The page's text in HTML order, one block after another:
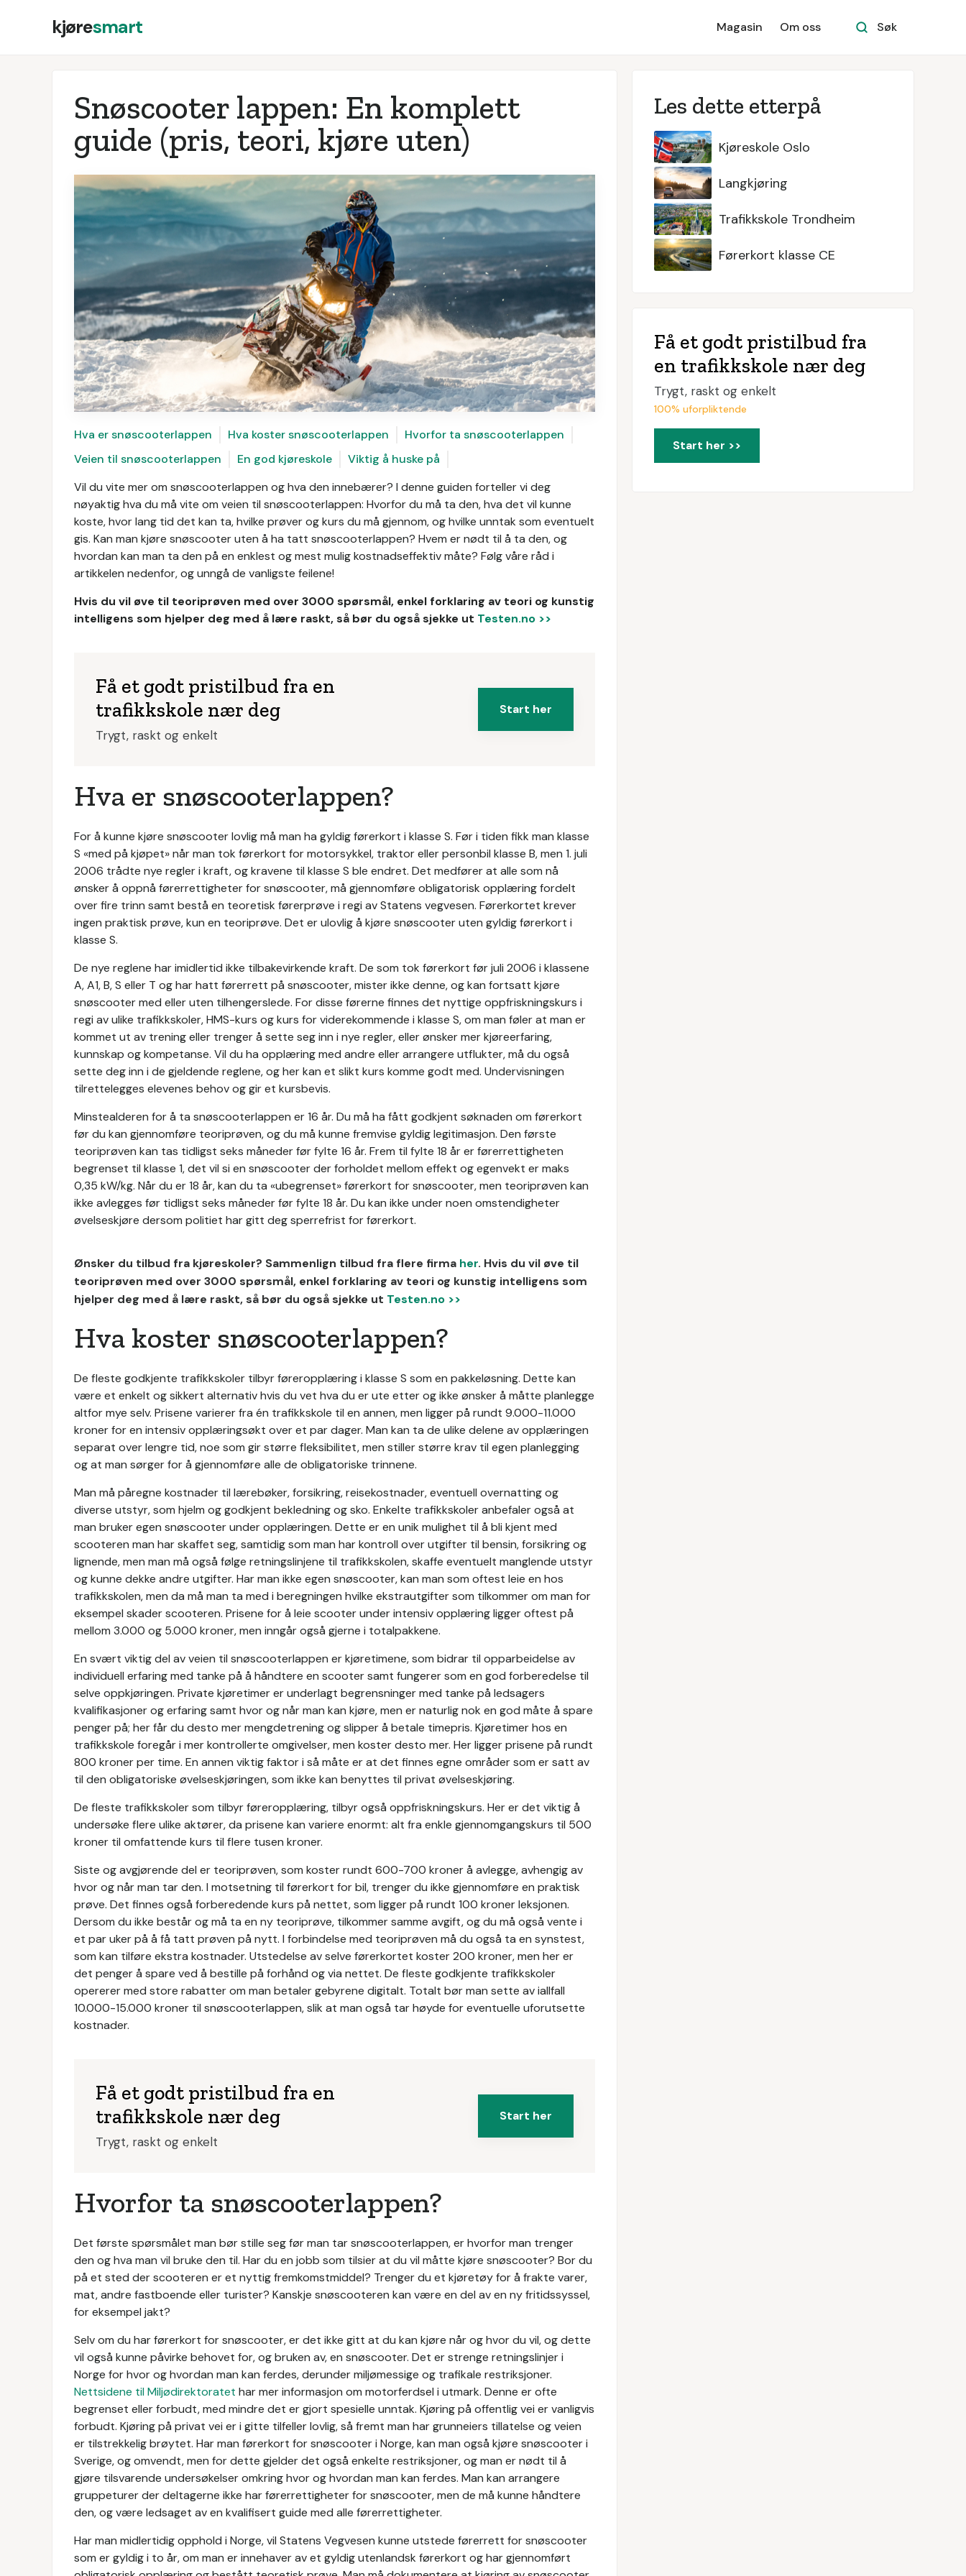
kjøresmart Magasin Om oss Søk
Snøscooter lappen: En komplett
guide (pris, teori, kjøre uten)
Hva er snøscooterlappen Hva koster snøscooterlappen
Hvorfor ta snøscooterlappen
Veien til snøscooterlappen
En god kjøreskole
Viktig å huske på
Vil du vite mer om snøscooterlappen og hva den innebærer? I denne guiden forteller vi deg
nøyaktig hva du må vite om veien til snøscooterlappen: Hvorfor du må ta den, hva det vil kunne
koste, hvor lang tid det kan ta, hvilke prøver og kurs du må gjennom, og hvilke unntak som eventuelt
gis. Kan man kjøre snøscooter uten å ha tatt snøscooterlappen? Hvem er nødt til å ta den, og
hvordan kan man ta den på en enklest og mest mulig kostnadseffektiv måte? Følg våre råd i
artikkelen nedenfor, og unngå de vanligste feilene!
Hvis du vil øve til teoriprøven med over 3000 spørsmål, enkel forklaring av teori og kunstig
intelligens som hjelper deg med å lære raskt, så bør du også sjekke ut Testen.no >>
Få et godt pristilbud fra en
trafikkskole nær deg
Trygt, raskt og enkelt
Start her
Hva er snøscooterlappen?
For å kunne kjøre snøscooter lovlig må man ha gyldig førerkort i klasse S. Før i tiden fikk man klasse
S «med på kjøpet» når man tok førerkort for motorsykkel, traktor eller personbil klasse B, men 1. juli
2006 trådte nye regler i kraft, og kravene til klasse S ble endret. Det medfører at alle som nå
ønsker å oppnå førerrettigheter for snøscooter, må gjennomføre obligatorisk opplæring fordelt
over fire trinn samt bestå en teoretisk førerprøve i regi av Statens vegvesen. Førerkortet krever
ingen praktisk prøve, kun en teoriprøve. Det er ulovlig å kjøre snøscooter uten gyldig førerkort i
klasse S.
De nye reglene har imidlertid ikke tilbakevirkende kraft. De som tok førerkort før juli 2006 i klassene
A, A1, B, S eller T og har hatt førerrett på snøscooter, mister ikke denne, og kan fortsatt kjøre
snøscooter med eller uten tilhengerslede. For disse førerne finnes det nyttige oppfriskningskurs i
regi av ulike trafikkskoler, HMS-kurs og kurs for viderekommende i klasse S, om man føler at man er
kommet ut av trening eller trenger å sette seg inn i nye regler, eller ønsker mer kjøreerfaring,
kunnskap og kompetanse. Vil du ha opplæring med andre eller arrangere utflukter, må du også
sette deg inn i de gjeldende reglene, og her kan et slikt kurs komme godt med. Undervisningen
tilrettelegges elevenes behov og gir et kursbevis.
Minstealderen for å ta snøscooterlappen er 16 år. Du må ha fått godkjent søknaden om førerkort
før du kan gjennomføre teoriprøven, og du må kunne fremvise gyldig legitimasjon. Den første
teoriprøven kan tas tidligst seks måneder før fylte 16 år. Frem til fylte 18 år er førerrettigheten
begrenset til klasse 1, det vil si en snøscooter der forholdet mellom effekt og egenvekt er maks
0,35 kW/kg. Når du er 18 år, kan du ta «ubegrenset» førerkort for snøscooter, men teoriprøven kan
ikke avlegges før tidligst seks måneder før fylte 18 år. Du kan ikke under noen omstendigheter
øvelseskjøre dersom politiet har gitt deg sperrefrist for førerkort.
Ønsker du tilbud fra kjøreskoler? Sammenlign tilbud fra flere firma her. Hvis du vil øve til
teoriprøven med over 3000 spørsmål, enkel forklaring av teori og kunstig intelligens som
hjelper deg med å lære raskt, så bør du også sjekke ut Testen.no >>
Hva koster snøscooterlappen?
De fleste godkjente trafikkskoler tilbyr føreropplæring i klasse S som en pakkeløsning. Dette kan
være et enkelt og sikkert alternativ hvis du vet hva du er ute etter og ikke ønsker å måtte planlegge
altfor mye selv. Prisene varierer fra én trafikkskole til en annen, men ligger på rundt 9.000-11.000
kroner for en intensiv opplæringsøkt over et par dager. Man kan ta de ulike delene av opplæringen
separat over lengre tid, noe som gir større fleksibilitet, men stiller større krav til egen planlegging
og at man sørger for å gjennomføre alle de obligatoriske trinnene.
Man må påregne kostnader til lærebøker, forsikring, reisekostnader, eventuell overnatting og
diverse utstyr, som hjelm og godkjent bekledning og sko. Enkelte trafikkskoler anbefaler også at
man bruker egen snøscooter under opplæringen. Dette er en unik mulighet til å bli kjent med
scooteren man har skaffet seg, samtidig som man har kontroll over utgifter til bensin, forsikring og
lignende, men man må også følge retningslinjene til trafikkskolen, skaffe eventuelt manglende utstyr
og kunne dekke andre utgifter. Har man ikke egen snøscooter, kan man som oftest leie en hos
trafikkskolen, men da må man ta med i beregningen hvilke ekstrautgifter som tilkommer om man for
eksempel skader scooteren. Prisene for å leie scooter under intensiv opplæring ligger oftest på
mellom 3.000 og 5.000 kroner, men inngår også gjerne i totalpakkene.
En svært viktig del av veien til snøscooterlappen er kjøretimene, som bidrar til opparbeidelse av
individuell erfaring med tanke på å håndtere en scooter samt fungerer som en god forberedelse til
selve oppkjøringen. Private kjøretimer er underlagt begrensninger med tanke på ledsagers
kvalifikasjoner og erfaring samt hvor og når man kan kjøre, men er naturlig nok en god måte å spare
penger på; her får du desto mer mengdetrening og slipper å betale timepris. Kjøretimer hos en
trafikkskole foregår i mer kontrollerte omgivelser, men koster desto mer. Her ligger prisene på rundt
800 kroner per time. En annen viktig faktor i så måte er at det finnes egne områder som er satt av
til den obligatoriske øvelseskjøringen, som ikke kan benyttes til privat øvelseskjøring.
De fleste trafikkskoler som tilbyr føreropplæring, tilbyr også oppfriskningskurs. Her er det viktig å
undersøke flere ulike aktører, da prisene kan variere enormt: alt fra enkle gjennomgangskurs til 500
kroner til omfattende kurs til flere tusen kroner.
Siste og avgjørende del er teoriprøven, som koster rundt 600-700 kroner å avlegge, avhengig av
hvor og når man tar den. I motsetning til førerkort for bil, trenger du ikke gjennomføre en praktisk
prøve. Det finnes også forberedende kurs på nettet, som ligger på rundt 100 kroner leksjonen.
Dersom du ikke består og må ta en ny teoriprøve, tilkommer samme avgift, og du må også vente i
et par uker på å få tatt prøven på nytt. I forbindelse med teoriprøven må du også ta en synstest,
som kan tilføre ekstra kostnader. Utstedelse av selve førerkortet koster 200 kroner, men her er
det penger å spare ved å bestille på forhånd og via nettet. De fleste godkjente trafikkskoler
opererer med store rabatter om man betaler gebyrene digitalt. Totalt bør man sette av iallfall
10.000-15.000 kroner til snøscooterlappen, slik at man også tar høyde for eventuelle uforutsette
kostnader.
Få et godt pristilbud fra en
trafikkskole nær deg
Trygt, raskt og enkelt
Start her
Hvorfor ta snøscooterlappen?
Det første spørsmålet man bør stille seg før man tar snøscooterlappen, er hvorfor man trenger
den og hva man vil bruke den til. Har du en jobb som tilsier at du vil måtte kjøre snøscooter? Bor du
på et sted der scooteren er et nyttig fremkomstmiddel? Trenger du et kjøretøy for å frakte varer,
mat, andre fastboende eller turister? Kanskje snøscooteren kan være en del av en ny fritidssyssel,
for eksempel jakt?
Selv om du har førerkort for snøscooter, er det ikke gitt at du kan kjøre når og hvor du vil, og dette
vil også kunne påvirke behovet for, og bruken av, en snøscooter. Det er strenge retningslinjer i
Norge for hvor og hvordan man kan ferdes, derunder miljømessige og trafikale restriksjoner.
Nettsidene til Miljødirektoratet har mer informasjon om motorferdsel i utmark. Denne er ofte
begrenset eller forbudt, med mindre det er gjort spesielle unntak. Kjøring på offentlig vei er vanligvis
forbudt. Kjøring på privat vei er i gitte tilfeller lovlig, så fremt man har grunneiers tillatelse og veien
er tilstrekkelig brøytet. Har man førerkort for snøscooter i Norge, kan man også kjøre snøscooter i
Sverige, og omvendt, men for dette gjelder det også enkelte restriksjoner, og man er nødt til å
gjøre tilsvarende undersøkelser omkring hvor og hvordan man kan ferdes. Man kan arrangere
gruppeturer der deltagerne ikke har førerrettigheter for snøscooter, men de må kunne håndtere
den, og være ledsaget av en kvalifisert guide med alle førerrettigheter.
Har man midlertidig opphold i Norge, vil Statens Vegvesen kunne utstede førerrett for snøscooter
som er gyldig i to år, om man er innehaver av et gyldig utenlandsk førerkort og har gjennomført
Les dette etterpå
Kjøreskole Oslo
Langkjøring
Trafikkskole Trondheim
Førerkort klasse CE
Få et godt pristilbud fra
en trafikkskole nær deg
Trygt, raskt og enkelt
100% uforpliktende
Start her >>